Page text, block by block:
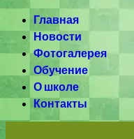
Главная
Новости
Фотогалерея
Обучение
О школе
Контакты